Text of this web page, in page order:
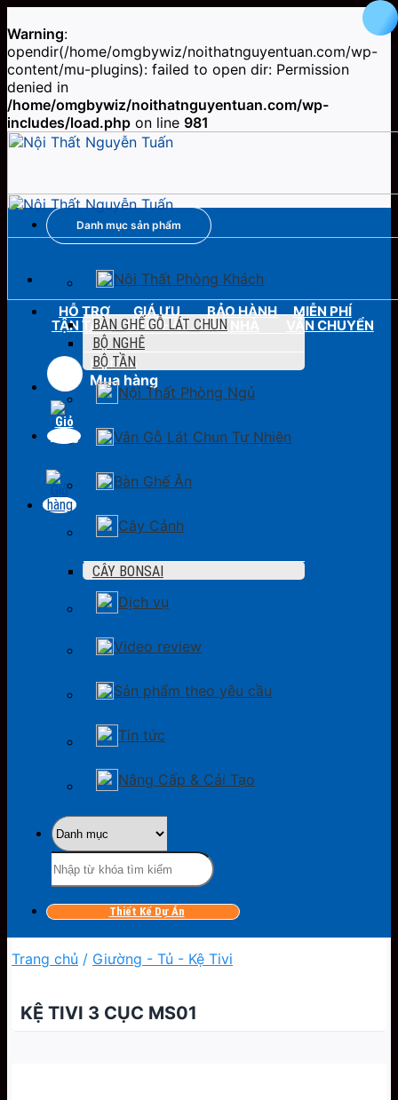
Warning:
opendir(/home/omgbywiz/noithatnguyentuan.com/wp-
content/mu-plugins): failed to open dir: Permission
denied in
/home/omgbywiz/noithatnguyentuan.com/wp-
includes/load.php on line 981
Skip
HỖ TRỢ
TẬN TÂM
GIÁ ƯU
ĐÃI NHẤT
BẢO HÀNH
TẬN NHÀ
MIỄN PHÍ
VẬN CHUYỂN
Hotline
Mua hàng
Danh mục sản phẩm
Nội Thất Phòng Khách
BÀN GHẾ GỖ LÁT CHUN
BỘ NGHÊ
BỘ TẦN
Nội Thất Phòng Ngủ
Vân Gỗ Lát Chun Tự Nhiên
Bàn Ghế Ăn
Cây Cảnh
CÂY BONSAI
Dịch vụ
Video review
Sản phẩm theo yêu cầu
Tin tức
Nâng Cấp & Cải Tạo
kiếm:
Thiết Kế Dự Án
Trang chủ / Giường - Tủ - Kệ Tivi
KỆ TIVI 3 CỤC MS01